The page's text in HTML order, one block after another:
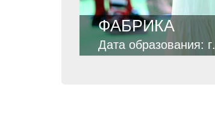
ФАБРИКА
Дата образования: г.